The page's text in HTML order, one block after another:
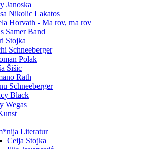
Janoska
Nikolic Lakatos
Horvath - Ma rov, ma rov
Samer Band
Stojka
Schneeberger
Polak
Šišic
Rath
Schneeberger
Black
Wegas
Literatur
Ceija Stojka